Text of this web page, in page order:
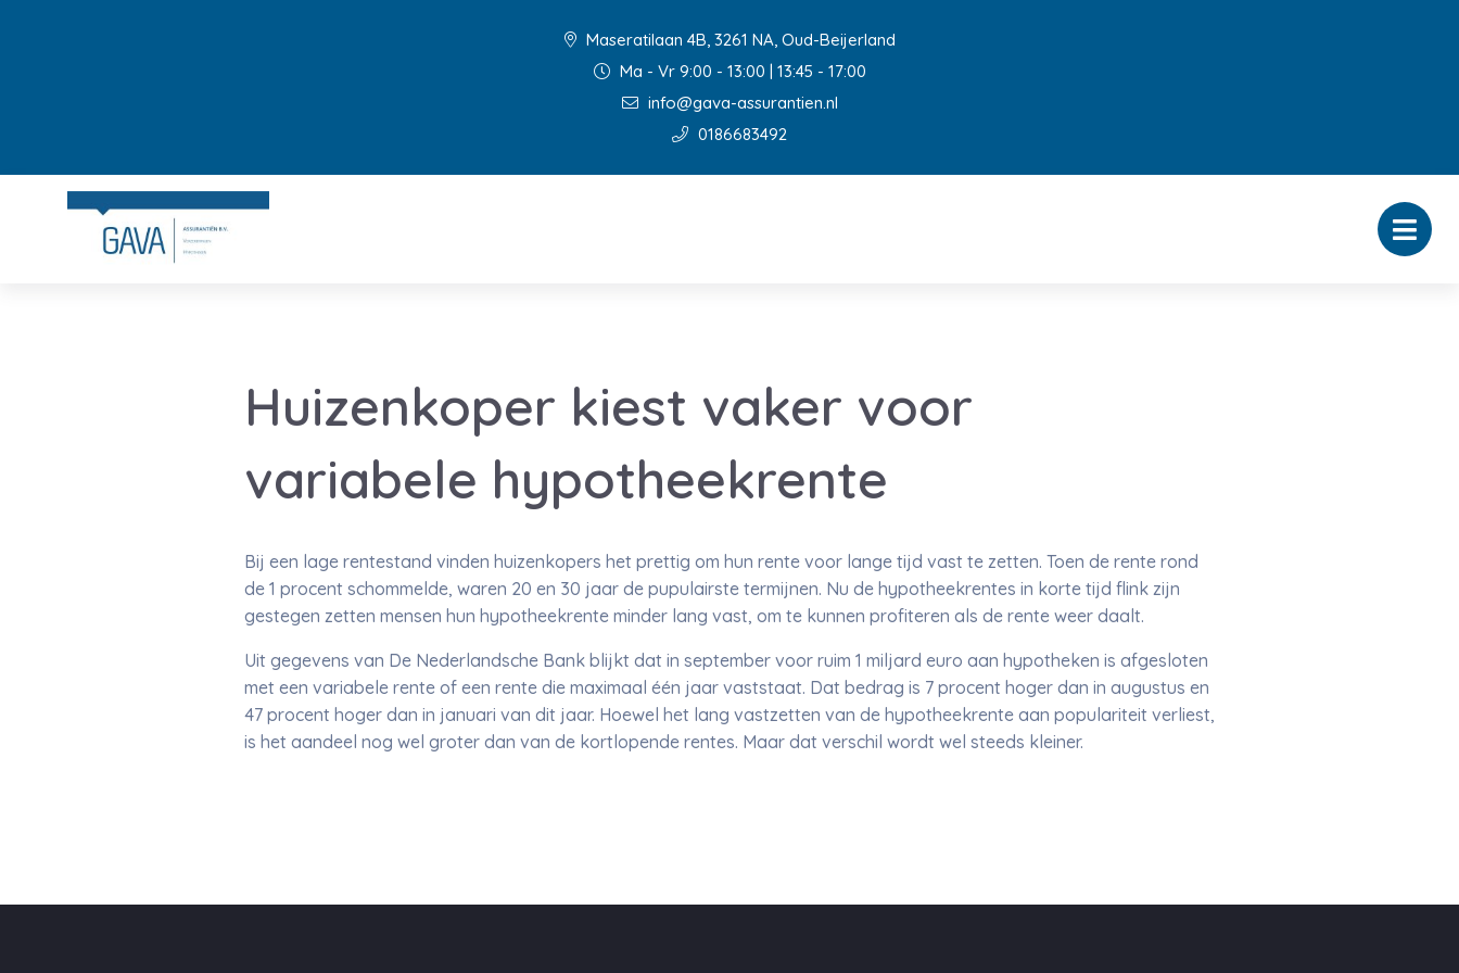
Maseratilaan 4B, 3261 NA, Oud-Beijerland
Ma - Vr 9:00 - 13:00 | 13:45 - 17:00
info@gava-assurantien.nl
0186683492
Huizenkoper kiest vaker voor
variabele hypotheekrente
Bij een lage rentestand vinden huizenkopers het prettig om hun rente voor lange tijd vast te zetten. Toen de rente rond
de 1 procent schommelde, waren 20 en 30 jaar de pupulairste termijnen. Nu de hypotheekrentes in korte tijd flink zijn
gestegen zetten mensen hun hypotheekrente minder lang vast, om te kunnen profiteren als de rente weer daalt.
Uit gegevens van De Nederlandsche Bank blijkt dat in september voor ruim 1 miljard euro aan hypotheken is afgesloten
met een variabele rente of een rente die maximaal één jaar vaststaat. Dat bedrag is 7 procent hoger dan in augustus en
47 procent hoger dan in januari van dit jaar. Hoewel het lang vastzetten van de hypotheekrente aan populariteit verliest,
is het aandeel nog wel groter dan van de kortlopende rentes. Maar dat verschil wordt wel steeds kleiner.